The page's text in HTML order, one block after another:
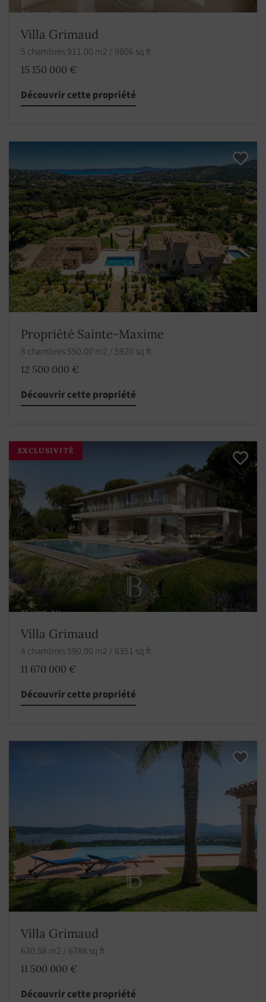
Villa Grimaud
5 chambres 911.00 m2 / 9806 sq ft
15 150 000 €
Découvrir cette propriété
Propriété Sainte-Maxime
8 chambres 550.00 m2 / 5920 sq ft
12 500 000 €
Découvrir cette propriété
EXCLUSIVITÉ
Villa Grimaud
4 chambres 590.00 m2 / 6351 sq ft
11 670 000 €
Découvrir cette propriété
Villa Grimaud
630.58 m2 / 6788 sq ft
11 500 000 €
Découvrir cette propriété